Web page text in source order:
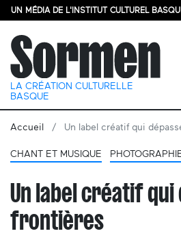
UN MÉDIA DE L'INSTITUT CULTUREL
LA CRÉATION CULTURELLE
BASQUE
Accueil Un label créatif qui
CHANT ET MUSIQUE
Un label créatif qui
frontières